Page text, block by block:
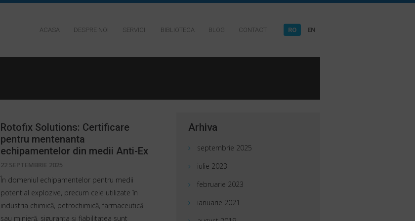
ACASA DESPRE NOI SERVICII BIBLIOTECA BLOG CONTACT RO EN
Rotofix Solutions: Certificare
pentru mentenanta
echipamentelor din medii Anti-Ex
22 SEPTEMBRIE 2025
În domeniul echipamentelor pentru medii
potential explozive, precum cele utilizate în
industria chimică, petrochimică, farmaceutică
sau minieră, siguranța și fiabilitatea sunt
Arhiva
septembrie 2025
iulie 2023
februarie 2023
ianuarie 2021